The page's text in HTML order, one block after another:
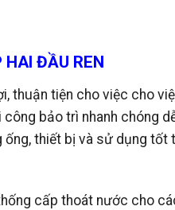
HAI ĐẦU REN
thuận tiện cho việc cho
bảo trì nhanh chóng
thiết bị và sử dụng
cấp thoát nước cho